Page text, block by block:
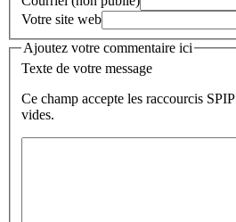
Votre site web
Ajoutez votre commentaire ici
Texte de votre message
Ce champ accepte les raccourcis SPIP
vides.